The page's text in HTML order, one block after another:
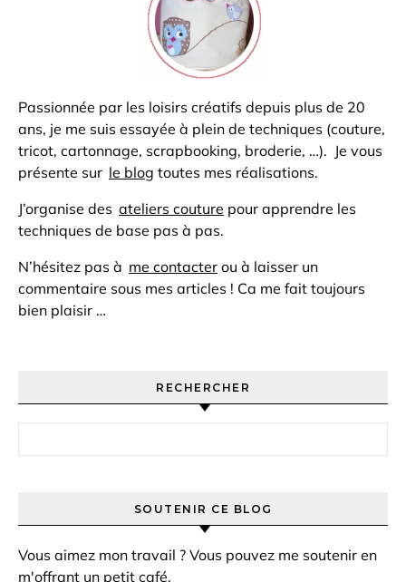
Passionnée par les loisirs créatifs depuis plus de 20
ans, je me suis essayée à plein de techniques (couture,
tricot, cartonnage, scrapbooking, broderie, …). Je vous
présente sur le blog toutes mes réalisations.
J’organise des ateliers couture pour apprendre les
techniques de base pas à pas.
N’hésitez pas à me contacter ou à laisser un
commentaire sous mes articles ! Ca me fait toujours
bien plaisir …
RECHERCHER
SOUTENIR CE BLOG
Vous aimez mon travail ? Vous pouvez me soutenir en
m'offrant un petit café.